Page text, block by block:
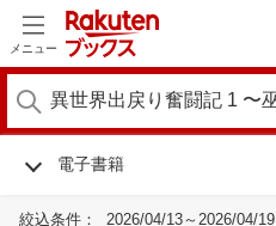
メニュー
電子書籍
絞込条件： 2026/04/13～2026/04/19